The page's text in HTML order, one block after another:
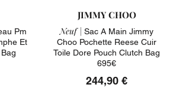
Pm
Et
JIMMY CHOO
Neuf | Sac A Main Jimmy
Choo Pochette Reese Cuir
Toile Dore Pouch Clutch Bag
695€
244,90 €